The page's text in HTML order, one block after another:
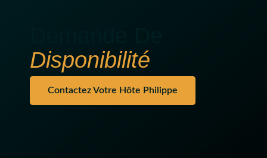
Disponibilité
Contactez Votre Hôte Philippe